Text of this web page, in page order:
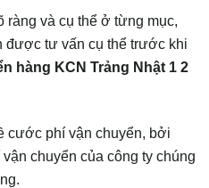
ràng và cụ thể ở từng mục,
được tư vấn cụ thể trước khi
hàng KCN Trảng Nhật 1 2
cước phí vận chuyển, bởi
chuyển của công ty chúng